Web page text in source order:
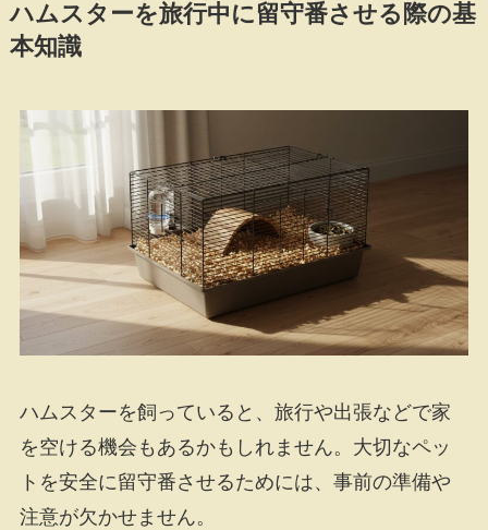
ハムスターを旅行中に留守番させる際の基
本知識
ハムスターを飼っていると、旅行や出張などで家
を空ける機会もあるかもしれません。大切なペッ
トを安全に留守番させるためには、事前の準備や
注意が欠かせません。